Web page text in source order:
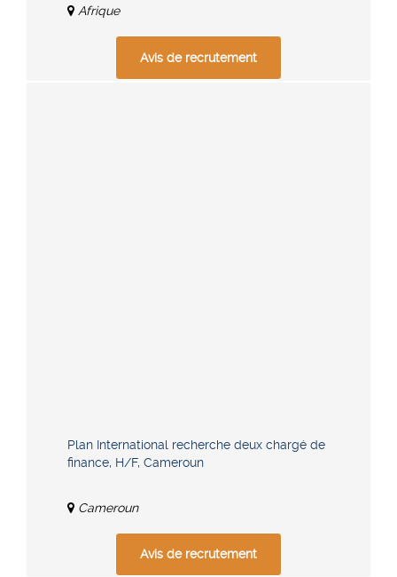
Afrique
Avis de recrutement
Plan International recherche deux chargé de
finance, H/F, Cameroun
Cameroun
Avis de recrutement